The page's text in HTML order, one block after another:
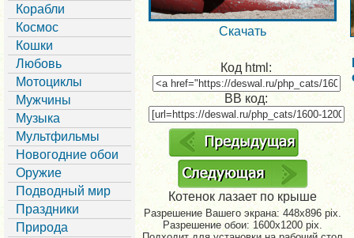
Корабли
Космос
Кошки
Любовь
Мотоциклы
Мужчины
Музыка
Мультфильмы
Новогодние обои
Оружие
Подводный мир
Праздники
Природа
Скачать
Код html:
BB код:
Котенок лазает по крыше
Разрешение Вашего экрана: 448x896 pix.
Разрешение обои: 1600x1200 pix.